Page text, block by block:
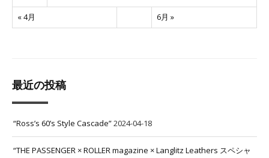
« 4月 6月 »
最近の投稿
“Ross’s 60’s Style Cascade”2024-04-18
“THE PASSENGER × ROLLER magazine × Langlitz Leathers スペシャ